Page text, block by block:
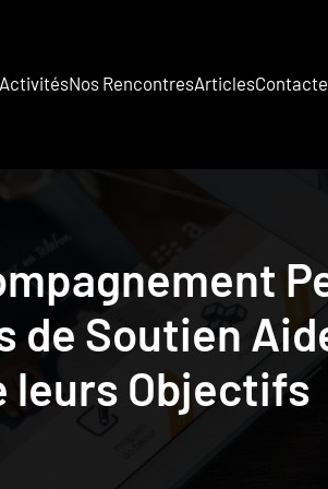
Nos RencontresArticles
de Soutien
leurs Objectifs